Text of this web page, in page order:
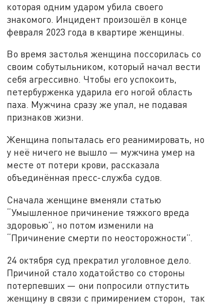
которая одним ударом убила своего
знакомого. Инцидент произошёл в конце
февраля 2023 года в квартире женщины.
Во время застолья женщина поссорилась со
своим собутыльником, который начал вести
себя агрессивно. Чтобы его успокоить,
петербурженка ударила его ногой область
паха. Мужчина сразу же упал, не подавая
признаков жизни.
Женщина попыталась его реанимировать, но
у неё ничего не вышло — мужчина умер на
месте от потери крови, рассказала
объединённая пресс-служба судов.
Сначала женщине вменяли статью
“Умышленное причинение тяжкого вреда
здоровью”, но потом изменили на
“Причинение смерти по неосторожности”.
24 октября суд прекратил уголовное дело.
Причиной стало ходатойство со стороны
потерпевших — они попросили отпустить
женщину в связи с примирением сторон, так